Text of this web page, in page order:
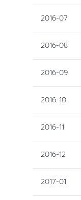
2016-07
2016-08
2016-09
2016-10
2016-11
2016-12
2017-01